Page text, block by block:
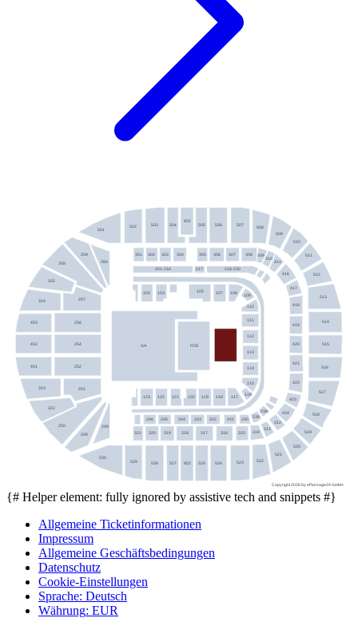
501
502 503 504 505 506 507
508
509
510
511
512
513
514
515
516
517
518
519
520
521
522
523
524
525
527
528
529
530
260
259
258
257
256
254
252
251
250
249
248
325
324
453
452
451
323
322
102 103 105 107 108 109
110
111
112
113
114
115
116
117
118
119
120
121
122
123
424
423
422
421
420
419
418
417
416
312
313
314
315
316
317
318
319
320
321
311
310
309
308
307
306
305
304
303
302
301
246 245 244 243 242 241 240 239
238
217
201-216 218-230
801
802
FOS
GA
Copyright 2026 by ePassage24 GmbH
{# Helper element: fully ignored by assistive tech and snippets #}
Allgemeine Ticketinformationen
Impressum
Allgemeine Geschäftsbedingungen
Datenschutz
Cookie-Einstellungen
Sprache: Deutsch
Währung: EUR